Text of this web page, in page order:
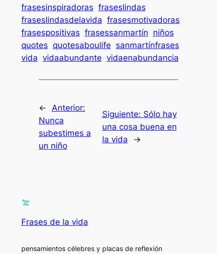
frasesinspiradoras fraseslindas
fraseslindasdelavida frasesmotivadoras
frasespositivas frasessanmartín niños
quotes quotesaboulife sanmartínfrases
vida vidaabundante vidaenabundancia
← Anterior:
Nunca
subestimes a
un niño
Siguiente: Sólo hay
una cosa buena en
la vida
→
Frases de la vida
pensamientos célebres y placas de reflexión